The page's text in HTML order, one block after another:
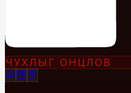
ЧУХЛЫГ ОНЦЛОВ